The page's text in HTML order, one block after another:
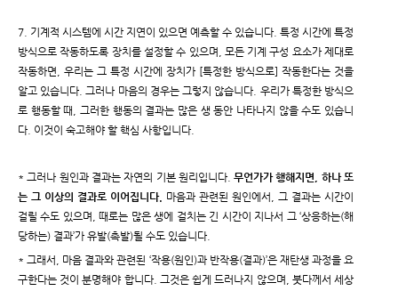
7. 기계적 시스템에 시간 지연이 있으면 예측할 수 있습니다. 특정 시간에 특정
방식으로 작동하도록 장치를 설정할 수 있으며, 모든 기계 구성 요소가 제대로
작동하면, 우리는 그 특정 시간에 장치가 [특정한 방식으로] 작동한다는 것을
알고 있습니다. 그러나 마음의 경우는 그렇지 않습니다. 우리가 특정한 방식으
로 행동할 때, 그러한 행동의 결과는 많은 생 동안 나타나지 않을 수도 있습니
다. 이것이 숙고해야 할 핵심 사항입니다.
* 그러나 원인과 결과는 자연의 기본 원리입니다.무언가가 행해지면, 하나 또
는 그 이상의 결과로 이어집니다. 마음과 관련된 원인에서, 그 결과는 시간이
걸릴 수도 있으며, 때로는 많은 생에 걸치는 긴 시간이 지나서 그 ‘상응하는(해
당하는) 결과’가 유발(촉발)될 수도 있습니다.
* 그래서, 마음 결과와 관련된 ‘작용(원인)과 반작용(결과)’은 재탄생 과정을 요
구한다는 것이 분명해야 합니다. 그것은 쉽게 드러나지 않으며, 붓다께서 세상